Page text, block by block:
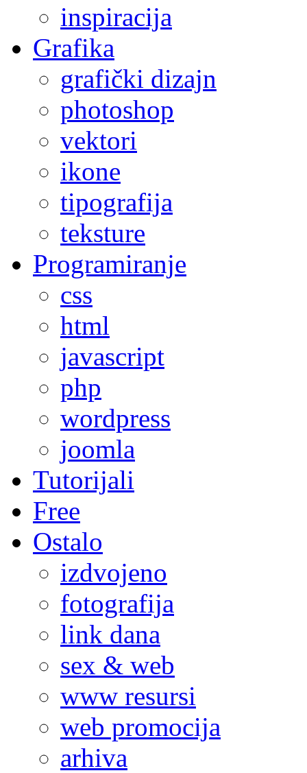
inspiracija
Grafika
grafički dizajn
photoshop
vektori
ikone
tipografija
teksture
Programiranje
css
html
javascript
php
wordpress
joomla
Tutorijali
Free
Ostalo
izdvojeno
fotografija
link dana
sex & web
www resursi
web promocija
arhiva